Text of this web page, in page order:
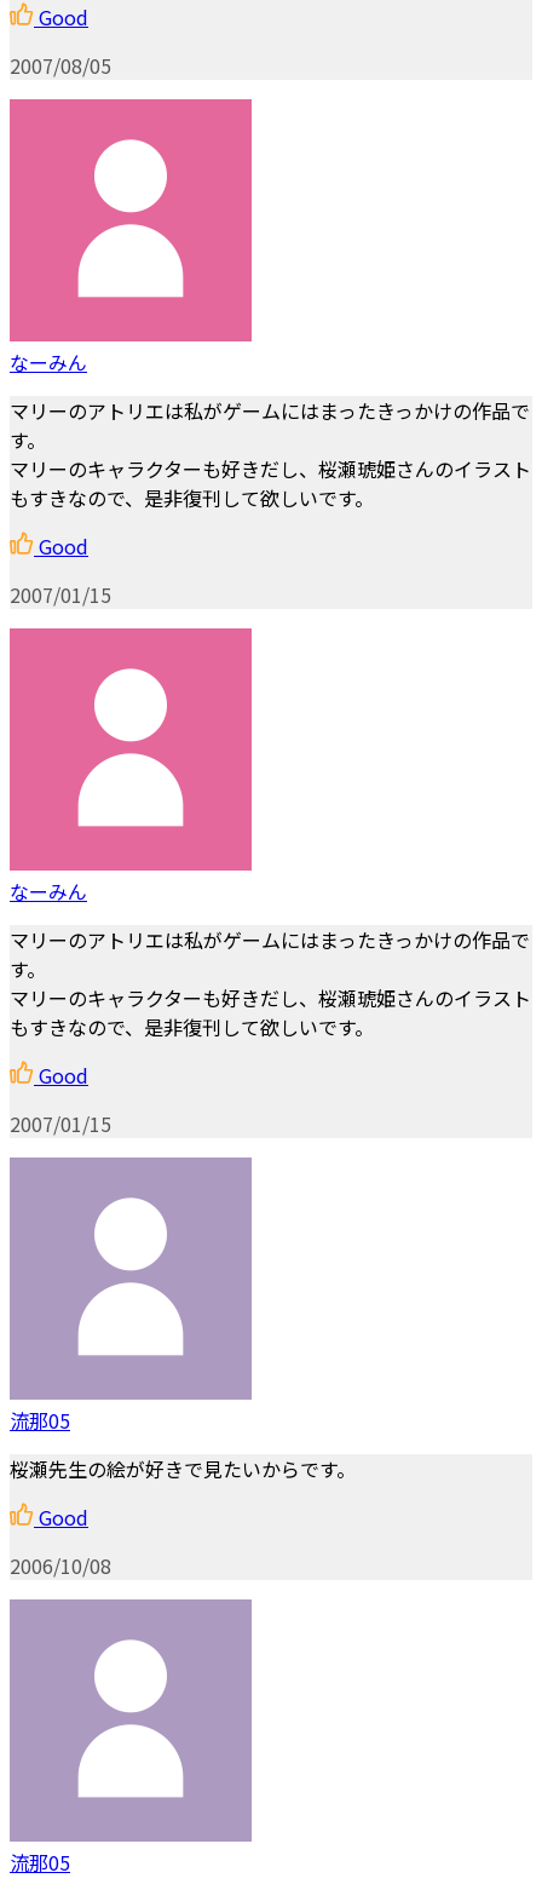
Good
2007/08/05
なーみん
マリーのアトリエは私がゲームにはまったきっかけの作品で
す。
マリーのキャラクターも好きだし、桜瀬琥姫さんのイラスト
もすきなので、是非復刊して欲しいです。
Good
2007/01/15
なーみん
マリーのアトリエは私がゲームにはまったきっかけの作品で
す。
マリーのキャラクターも好きだし、桜瀬琥姫さんのイラスト
もすきなので、是非復刊して欲しいです。
Good
2007/01/15
流那05
桜瀬先生の絵が好きで見たいからです。
Good
2006/10/08
流那05